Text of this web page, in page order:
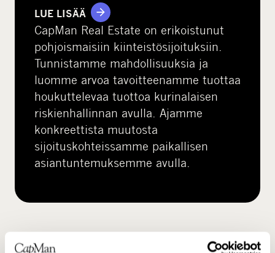
LUE LISÄÄ
CapMan Real Estate on erikoistunut
pohjoismaisiin kiinteistösijoituksiin.
Tunnistamme mahdollisuuksia ja
luomme arvoa tavoitteenamme tuottaa
houkuttelevaa tuottoa kurinalaisen
riskienhallinnan avulla. Ajamme
konkreettista muutosta
sijoituskohteissamme paikallisen
asiantuntemuksemme avulla.